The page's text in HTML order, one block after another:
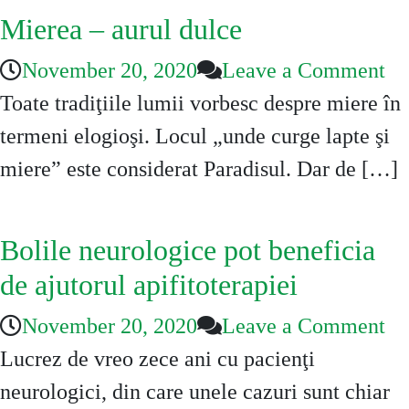
Mierea – aurul dulce
November 20, 2020 Leave a Commenton
–
Toate tradiţiile lumii vorbesc despre miere în
termeni elogioşi. Locul „unde curge lapte şi
miere” este considerat Paradisul. Dar de […]
Bolile neurologice pot beneficia
de ajutorul apifitoterapiei
November 20, 2020 Leave a Commenton
Lucrez de vreo zece ani cu pacienţi
neurologici, din care unele cazuri sunt chiar